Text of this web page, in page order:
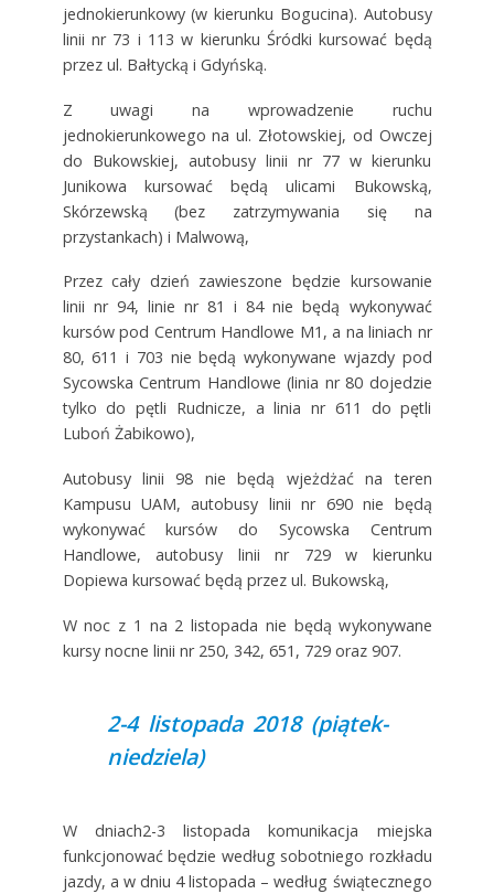
jednokierunkowy (w kierunku Bogucina). Autobusy
linii nr 73 i 113 w kierunku Śródki kursować będą
przez ul. Bałtycką i Gdyńską.
Z uwagi na wprowadzenie ruchu
jednokierunkowego na ul. Złotowskiej, od Owczej
do Bukowskiej, autobusy linii nr 77 w kierunku
Junikowa kursować będą ulicami Bukowską,
Skórzewską (bez zatrzymywania się na
przystankach) i Malwową,
Przez cały dzień zawieszone będzie kursowanie
linii nr 94, linie nr 81 i 84 nie będą wykonywać
kursów pod Centrum Handlowe M1, a na liniach nr
80, 611 i 703 nie będą wykonywane wjazdy pod
Sycowska Centrum Handlowe (linia nr 80 dojedzie
tylko do pętli Rudnicze, a linia nr 611 do pętli
Luboń Żabikowo),
Autobusy linii 98 nie będą wjeżdżać na teren
Kampusu UAM, autobusy linii nr 690 nie będą
wykonywać kursów do Sycowska Centrum
Handlowe, autobusy linii nr 729 w kierunku
Dopiewa kursować będą przez ul. Bukowską,
W noc z 1 na 2 listopada nie będą wykonywane
kursy nocne linii nr 250, 342, 651, 729 oraz 907.
2-4 listopada 2018 (piątek-
niedziela)
W dniach2-3 listopada komunikacja miejska
funkcjonować będzie według sobotniego rozkładu
jazdy, a w dniu 4 listopada – według świątecznego